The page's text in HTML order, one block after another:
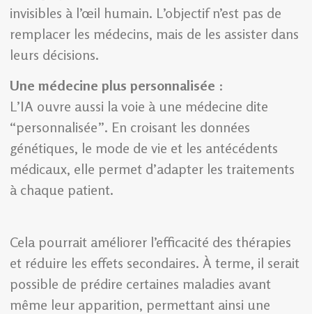
invisibles à l’œil humain. L’objectif n’est pas de
remplacer les médecins, mais de les assister dans
leurs décisions.
Une médecine plus personnalisée :
L’IA ouvre aussi la voie à une médecine dite
“personnalisée”. En croisant les données
génétiques, le mode de vie et les antécédents
médicaux, elle permet d’adapter les traitements
à chaque patient.
Cela pourrait améliorer l’efficacité des thérapies
et réduire les effets secondaires. À terme, il serait
possible de prédire certaines maladies avant
même leur apparition, permettant ainsi une